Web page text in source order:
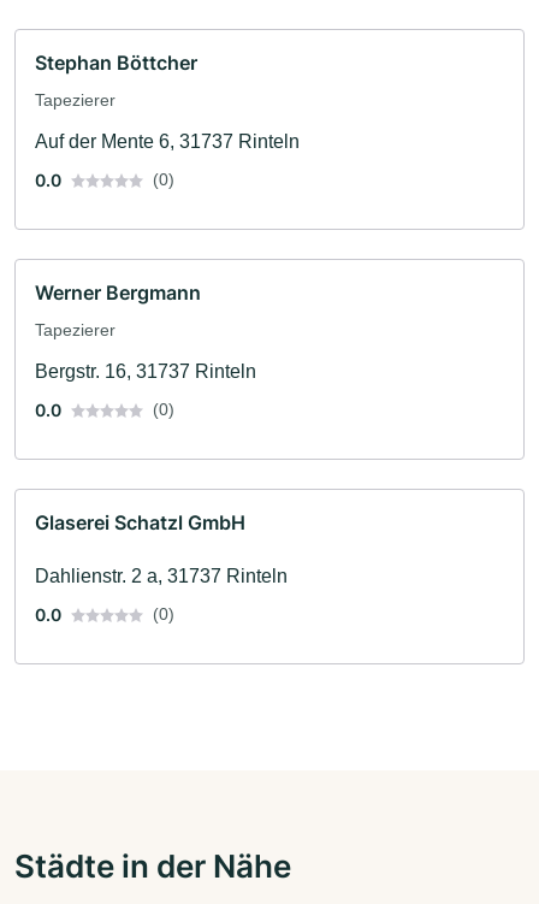
Stephan Böttcher
Tapezierer
Auf der Mente 6, 31737 Rinteln
0.0
(0)
Werner Bergmann
Tapezierer
Bergstr. 16, 31737 Rinteln
0.0
(0)
Glaserei Schatzl GmbH
Dahlienstr. 2 a, 31737 Rinteln
0.0
(0)
Städte in der Nähe